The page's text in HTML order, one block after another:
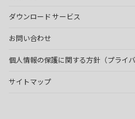
ダウンロード サービス
お問い合わせ
個人情報の保護に関する方針（プライバ
サイトマップ